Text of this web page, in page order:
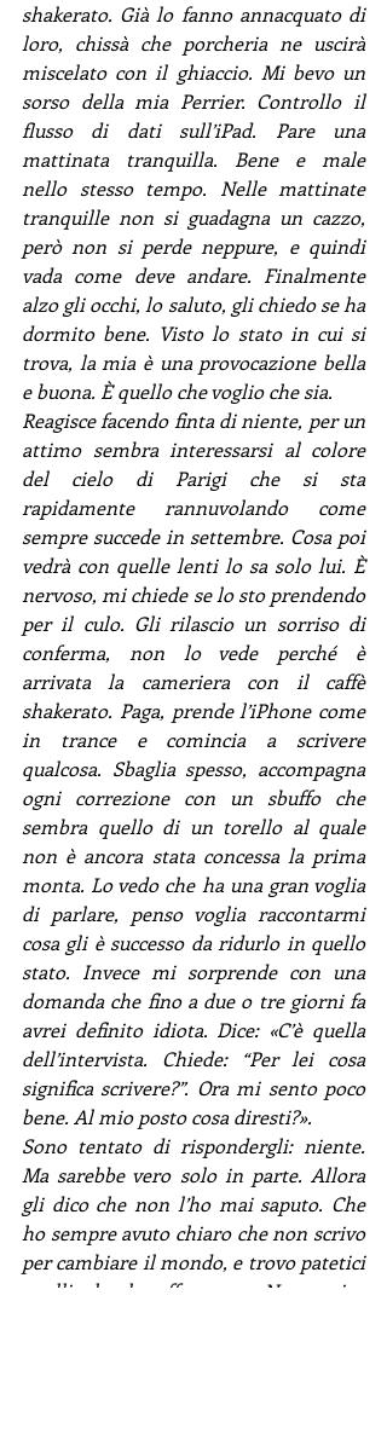
shakerato. Già lo fanno annacquato di
loro, chissà che porcheria ne uscirà
miscelato con il ghiaccio. Mi bevo un
sorso della mia Perrier. Controllo il
flusso di dati sull’iPad. Pare una
mattinata tranquilla. Bene e male
nello stesso tempo. Nelle mattinate
tranquille non si guadagna un cazzo,
però non si perde neppure, e quindi
vada come deve andare. Finalmente
alzo gli occhi, lo saluto, gli chiedo se ha
dormito bene. Visto lo stato in cui si
trova, la mia è una provocazione bella
e buona. È quello che voglio che sia.
Reagisce facendo finta di niente, per un
attimo sembra interessarsi al colore
del cielo di Parigi che si sta
rapidamente rannuvolando come
sempre succede in settembre. Cosa poi
vedrà con quelle lenti lo sa solo lui. È
nervoso, mi chiede se lo sto prendendo
per il culo. Gli rilascio un sorriso di
conferma, non lo vede perché è
arrivata la cameriera con il caffè
shakerato. Paga, prende l’iPhone come
in trance e comincia a scrivere
qualcosa. Sbaglia spesso, accompagna
ogni correzione con un sbuffo che
sembra quello di un torello al quale
non è ancora stata concessa la prima
monta. Lo vedo che ha una gran voglia
di parlare, penso voglia raccontarmi
cosa gli è successo da ridurlo in quello
stato. Invece mi sorprende con una
domanda che fino a due o tre giorni fa
avrei definito idiota. Dice: «C’è quella
dell’intervista. Chiede: “Per lei cosa
significa scrivere?”. Ora mi sento poco
bene. Al mio posto cosa diresti?».
Sono tentato di rispondergli: niente.
Ma sarebbe vero solo in parte. Allora
gli dico che non l’ho mai saputo. Che
ho sempre avuto chiaro che non scrivo
per cambiare il mondo, e trovo patetici
quelli che lo affermano. Non scrivo